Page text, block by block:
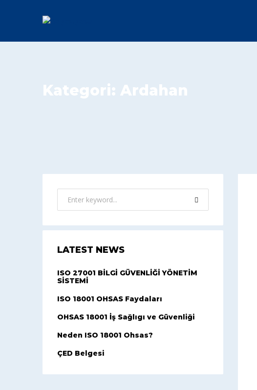
Kategori: Ardahan
LATEST NEWS
ISO 27001 BİLGİ GÜVENLİĞİ YÖNETİM
SİSTEMİ
ISO 18001 OHSAS Faydaları
OHSAS 18001 İş Sağlıgı ve Güvenliği
Neden ISO 18001 Ohsas?
ÇED Belgesi